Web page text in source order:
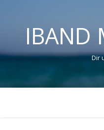
IBAND
Dir